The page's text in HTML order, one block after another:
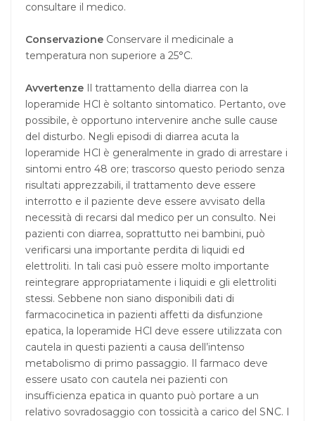
consultare il medico.
Conservazione Conservare il medicinale a
temperatura non superiore a 25°C.
Avvertenze Il trattamento della diarrea con la
loperamide HCl è soltanto sintomatico. Pertanto, ove
possibile, è opportuno intervenire anche sulle cause
del disturbo. Negli episodi di diarrea acuta la
loperamide HCl è generalmente in grado di arrestare i
sintomi entro 48 ore; trascorso questo periodo senza
risultati apprezzabili, il trattamento deve essere
interrotto e il paziente deve essere avvisato della
necessità di recarsi dal medico per un consulto. Nei
pazienti con diarrea, soprattutto nei bambini, può
verificarsi una importante perdita di liquidi ed
elettroliti. In tali casi può essere molto importante
reintegrare appropriatamente i liquidi e gli elettroliti
stessi. Sebbene non siano disponibili dati di
farmacocinetica in pazienti affetti da disfunzione
epatica, la loperamide HCl deve essere utilizzata con
cautela in questi pazienti a causa dell’intenso
metabolismo di primo passaggio. Il farmaco deve
essere usato con cautela nei pazienti con
insufficienza epatica in quanto può portare a un
relativo sovradosaggio con tossicità a carico del SNC. I